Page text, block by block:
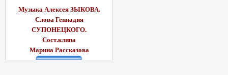
Музыка Алексея ЗЫКОВА.
Слова Геннадия
СУПОНЕЦКОГО.
Сост.клипа
Марина Рассказова